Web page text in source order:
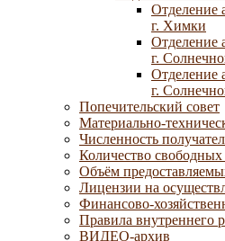
Отделение
г. Химки
Отделение
г.
Отделение
г.
Попечительский совет
Материально-
Численность
Количество свободных
Объём
Лицензии на
Финансово-
Правила внутреннего
ВИДЕО-архив